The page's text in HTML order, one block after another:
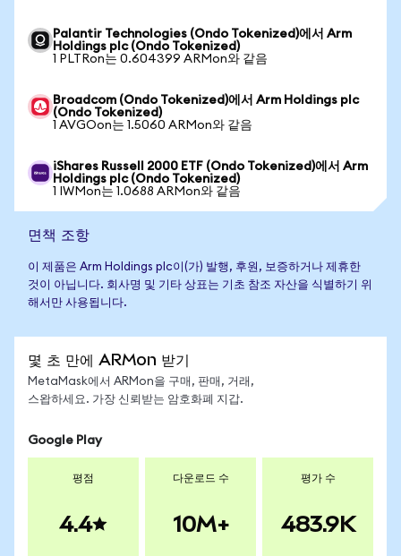
Palantir Technologies (Ondo Tokenized)에서 Arm
Holdings plc (Ondo Tokenized)
1 PLTRon는 0.604399 ARMon와 같음
Broadcom (Ondo Tokenized)에서 Arm Holdings plc
(Ondo Tokenized)
1 AVGOon는 1.5060 ARMon와 같음
iShares Russell 2000 ETF (Ondo Tokenized)에서 Arm
Holdings plc (Ondo Tokenized)
1 IWMon는 1.0688 ARMon와 같음
면책 조항
이 제품은 Arm Holdings plc이(가) 발행, 후원, 보증하거나 제휴한
것이 아닙니다. 회사명 및 기타 상표는 기초 참조 자산을 식별하기 위
해서만 사용됩니다.
몇 초 만에 ARMon 받기
MetaMask에서 ARMon을 구매, 판매, 거래,
스왑하세요. 가장 신뢰받는 암호화폐 지갑.
Google Play
평점
4.4
다운로드 수
10M+
평가 수
483.9K